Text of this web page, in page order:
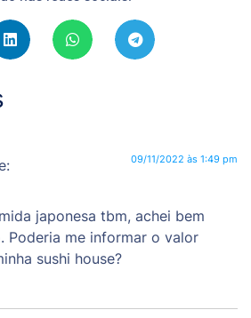
09/11/2022 às 1:49 pm
japonesa tbm, achei bem
Poderia me informar o valor
sushi house?